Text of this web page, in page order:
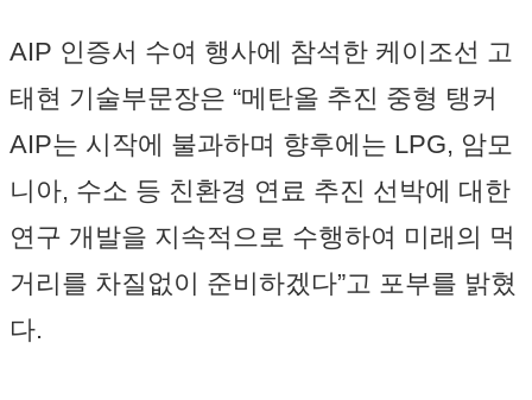
AIP 인증서 수여 행사에 참석한 케이조선 고
태현 기술부문장은 “메탄올 추진 중형 탱커
AIP는 시작에 불과하며 향후에는 LPG, 암모
니아, 수소 등 친환경 연료 추진 선박에 대한
연구 개발을 지속적으로 수행하여 미래의 먹
거리를 차질없이 준비하겠다”고 포부를 밝혔
다.